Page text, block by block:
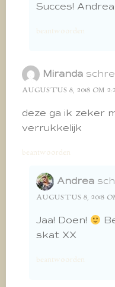
Succes!
beantwoorden
Miranda
AUGUSTUS 8, 2018 OM
deze ga ik zeker
verrukkelijk
beantwoorden
Andrea
AUGUSTUS 8, 2018
Jaa! Doen!
skat XX
beantwoorden